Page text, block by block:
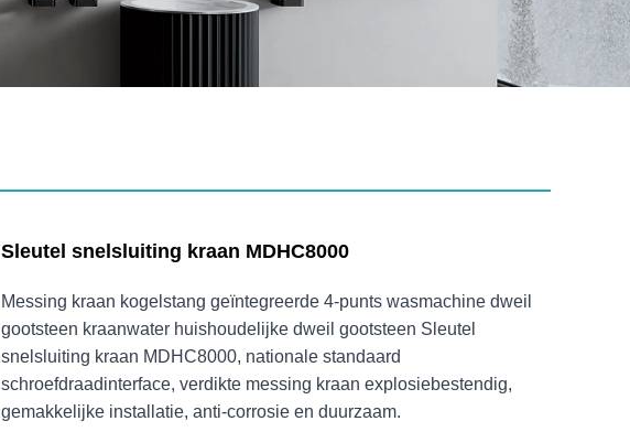
Sleutel snelsluiting kraan MDHC8000
Messing kraan kogelstang geïntegreerde 4-punts wasmachine dweil
gootsteen kraanwater huishoudelijke dweil gootsteen Sleutel
snelsluiting kraan MDHC8000, nationale standaard
schroefdraadinterface, verdikte messing kraan explosiebestendig,
gemakkelijke installatie, anti-corrosie en duurzaam.